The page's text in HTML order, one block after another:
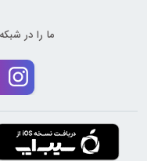
ما را در